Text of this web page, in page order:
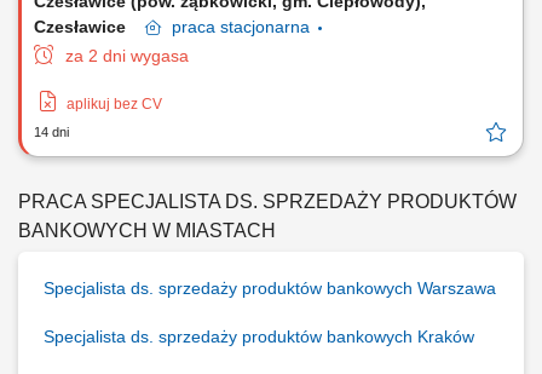
Czesławice
praca stacjonarna
za 2 dni wygasa
aplikuj bez CV
14 dni
PRACA SPECJALISTA DS. SPRZEDAŻY PRODUKTÓW
BANKOWYCH W MIASTACH
Specjalista ds. sprzedaży produktów bankowych Warszawa
Specjalista ds. sprzedaży produktów bankowych Kraków